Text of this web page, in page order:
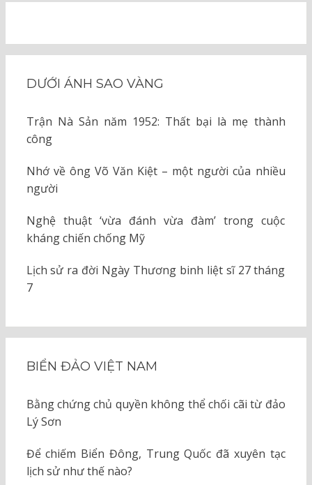
DƯỚI ÁNH SAO VÀNG
Trận Nà Sản năm 1952: Thất bại là mẹ thành
công
Nhớ về ông Võ Văn Kiệt – một người của nhiều
người
Nghệ thuật ‘vừa đánh vừa đàm’ trong cuộc
kháng chiến chống Mỹ
Lịch sử ra đời Ngày Thương binh liệt sĩ 27 tháng
7
BIỂN ĐẢO VIỆT NAM
Bằng chứng chủ quyền không thể chối cãi từ đảo
Lý Sơn
Để chiếm Biển Đông, Trung Quốc đã xuyên tạc
lịch sử như thế nào?